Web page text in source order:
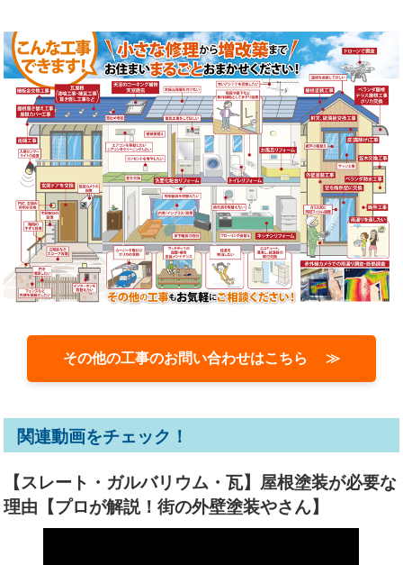
その他の工事のお問い合わせはこちら ≫
関連動画をチェック！
【スレート・ガルバリウム・瓦】屋根塗装が必要な
理由【プロが解説！街の外壁塗装やさん】